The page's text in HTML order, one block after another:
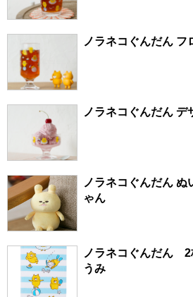
ノラ
ノラ
ノラネコぐんだん
ゃん
ノラネコぐんだん
うみ